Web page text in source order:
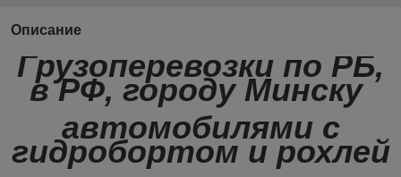
Описание
Грузоперевозки по РБ,
в РФ, городу Минску
автомобилями с
гидробортом и рохлей